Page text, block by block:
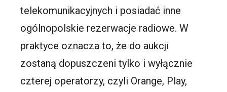
telekomunikacyjnych i posiadać inne
ogólnopolskie rezerwacje radiowe. W
praktyce oznacza to, że do aukcji
zostaną dopuszczeni tylko i wyłącznie
czterej operatorzy, czyli Orange, Play,